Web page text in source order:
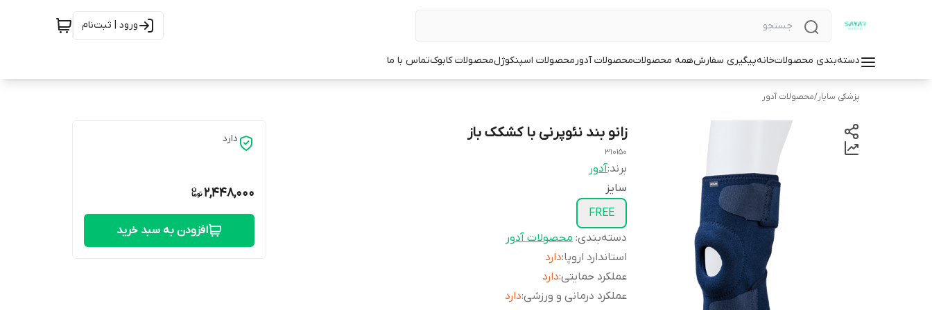
ورود | ثبت‌نام
دسته‌بندی محصولاتخانهپیگیری سفارشهمه محصولاتمحصولات آدورمحصولات اسپنکوژلمحصولات کابوکتماس با ما
پزشکی سایار/محصولات آدور
زانو بند نئوپرنی با کشکک باز
310150
برند:آدور
سایز
FREE
دسته‌بندی: محصولات آدور
استاندارد اروپا:دارد
عملکرد حمایتی:دارد
عملکرد درمانی و ورزشی:دارد
دارد
2,448,000
افزودن به سبد خرید